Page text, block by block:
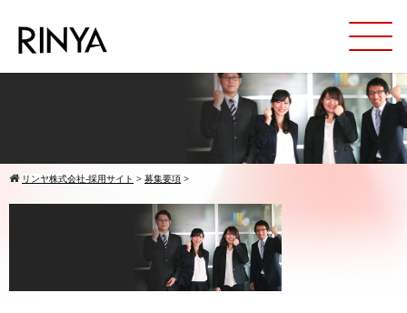
リンヤ株式会社-採用サイト > 募集要項 >